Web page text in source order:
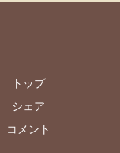
トップ
シェア
コメント